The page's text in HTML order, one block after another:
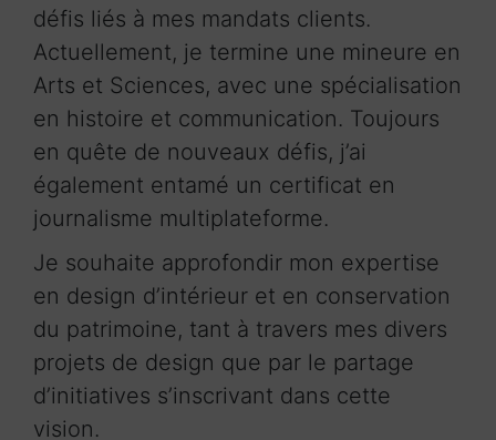
défis liés à mes mandats clients.
Actuellement, je termine une mineure en
Arts et Sciences, avec une spécialisation
en histoire et communication. Toujours
en quête de nouveaux défis, j’ai
également entamé un certificat en
journalisme multiplateforme.
Je souhaite approfondir mon expertise
en design d’intérieur et en conservation
du patrimoine, tant à travers mes divers
projets de design que par le partage
d’initiatives s’inscrivant dans cette
vision.